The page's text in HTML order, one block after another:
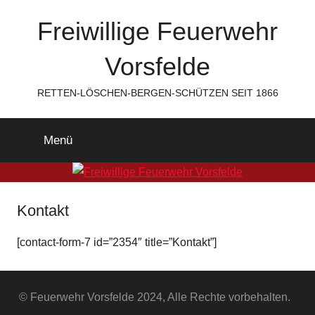
Freiwillige Feuerwehr
Vorsfelde
RETTEN-LÖSCHEN-BERGEN-SCHÜTZEN SEIT 1866
Menü
Kontakt
[contact-form-7 id=”2354″ title=”Kontakt”]
© Feuerwehr Vorsfelde 2024, Alle Rechte vorbehalten.